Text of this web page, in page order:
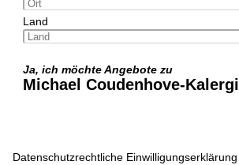
Land
Ja, ich möchte Angebote zu
Michael Coudenhove-Kalergi
Datenschutzrechtliche Einwilligungserklärung